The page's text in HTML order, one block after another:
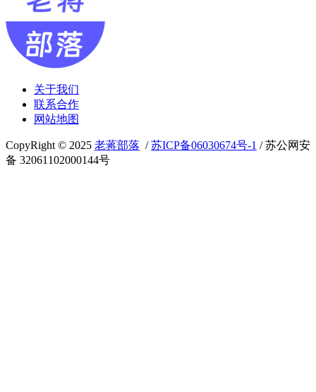
关于我们
联系合作
网站地图
CopyRight © 2025 老蒋部落 /苏ICP备06030674号-1 / 苏公网安
备 32061102000144号